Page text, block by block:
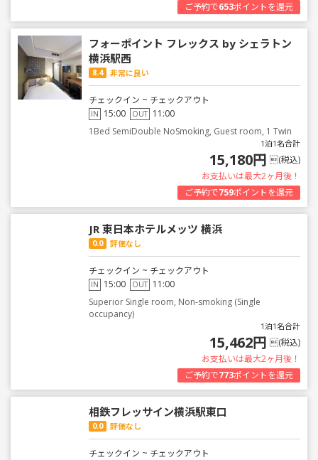
ご予約で653ポイントを還元
フォーポイント フレックス by シェラトン
横浜駅西
8.4 非常に良い
チェックイン ~ チェックアウト
IN 15:00 OUT 11:00
1Bed SemiDouble NoSmoking, Guest room, 1 Twin
1泊1名合計
15,180円 (税込)
お支払いは最大2ヶ月後！
ご予約で759ポイントを還元
JR 東日本ホテルメッツ 横浜
0.0 評価なし
チェックイン ~ チェックアウト
IN 15:00 OUT 11:00
Superior Single room, Non-smoking (Single
occupancy)
1泊1名合計
15,462円 (税込)
お支払いは最大2ヶ月後！
ご予約で773ポイントを還元
相鉄フレッサイン横浜駅東口
0.0 評価なし
チェックイン ~ チェックアウト